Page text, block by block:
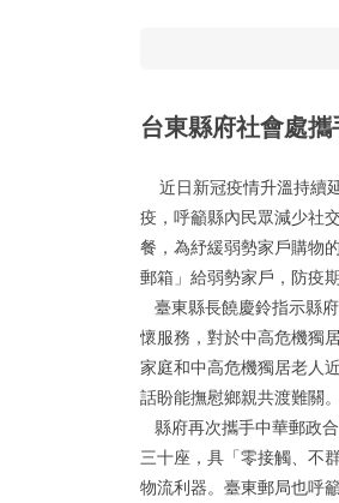
台東縣府社會處
近日新冠疫情升溫持續
疫，呼籲縣內民眾減少社
餐，為紓緩弱勢家戶購物
郵箱」給弱勢家戶，防疫
臺東縣長饒慶鈴指示縣
懷服務，對於中高危機獨
家庭和中高危機獨居老人
話盼能撫慰鄉親共渡難關
縣府再次攜手中華郵政
三十座，具「零接觸、不
物流利器。臺東郵局也呼